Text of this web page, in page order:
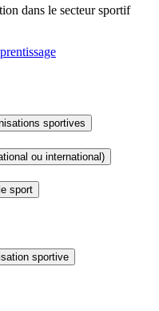
dans le secteur sportif
sportives
ou international)
sport
sportive